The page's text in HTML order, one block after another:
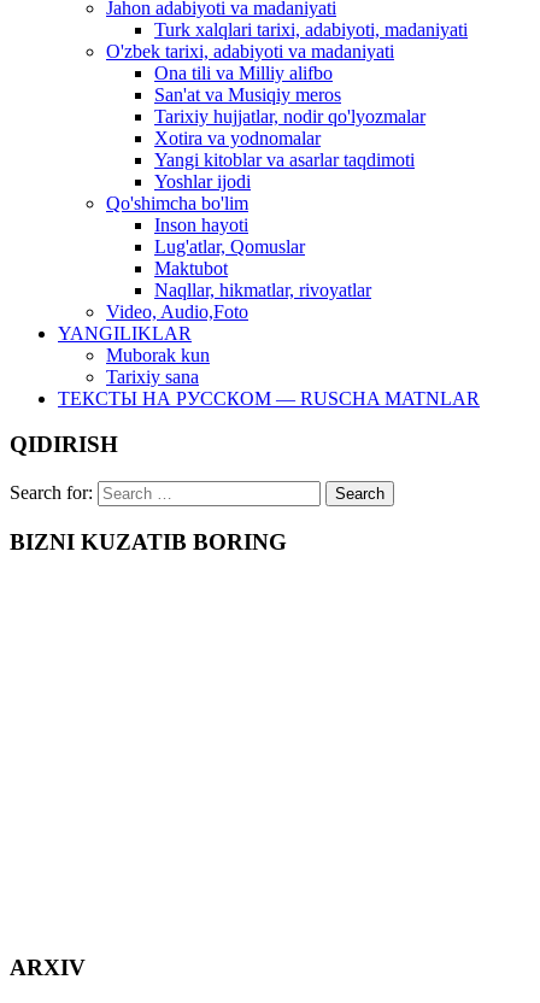
Jahon adabiyoti va madaniyati
Turk xalqlari tarixi, adabiyoti, madaniyati
O'zbek tarixi, adabiyoti va madaniyati
Ona tili va Milliy alifbo
San'at va Musiqiy meros
Tarixiy hujjatlar, nodir qo'lyozmalar
Xotira va yodnomalar
Yangi kitoblar va asarlar taqdimoti
Yoshlar ijodi
Qo'shimcha bo'lim
Inson hayoti
Lug'atlar, Qomuslar
Maktubot
Naqllar, hikmatlar, rivoyatlar
Video, Audio,Foto
YANGILIKLAR
Muborak kun
Tarixiy sana
ТЕКСТЫ НА РУССКОМ — RUSCHA MATNLAR
QIDIRISH
Search for:
BIZNI KUZATIB BORING
ARXIV